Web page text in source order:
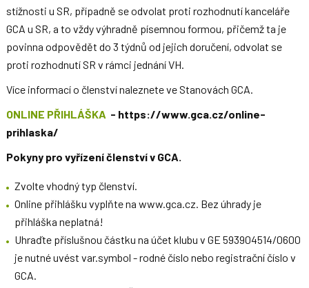
stížnosti u SR, případně se odvolat proti rozhodnutí kanceláře
GCA u SR, a to vždy výhradně písemnou formou, přičemž ta je
povinna odpovědět do 3 týdnů od jejich doručení, odvolat se
proti rozhodnutí SR v rámci jednání VH.
Více informací o členství naleznete ve Stanovách GCA.
ONLINE PŘIHLÁŠKA - https://www.gca.cz/online-
prihlaska/
Pokyny pro vyřízení členství v GCA.
Zvolte vhodný typ členství.
Online přihlášku vyplňte na www.gca.cz. Bez úhrady je
přihláška neplatná!
Uhraďte příslušnou částku na účet klubu v GE 593904514/0600
je nutné uvést var.symbol - rodné číslo nebo registrační číslo v
GCA.